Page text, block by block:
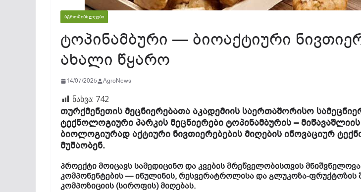
ᲐᲒᲠᲝᲡᲘᲐᲮᲚᲔᲔᲑᲘ
ტოპინამბური — ბიოაქტიური
ახალი წყარო
14/07/2025 AgroNews
ნახვა: 742
თურქმენეთის მეცნიერებათა აკადემიის საერთაშორისო
ტექნოლოგიური პარკის მეცნიერები ტოპინამბურის –
ბიოლოგიურად აქტიური ნივთიერებების მიღების ინოვაციურ
მუშაობენ.
პროექტი მოიცავს სამედიცინო და კვების მრეწველობისთვის
კომპონენტების — ინულინის, რესვერატროლისა და გლუკოზა-ფრუქტოზის
კომპოზიციის (სიროფის) მიღებას.